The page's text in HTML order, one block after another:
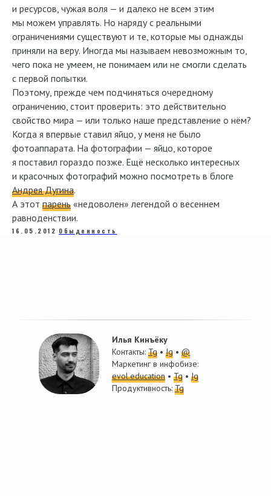
и ресурсов, чужая воля — и далеко не всем этим
мы можем управлять. Но наряду с реальными
ограничениями существуют и те, которые мы однажды
приняли на веру. Иногда мы называем невозможным то,
чего пока не умеем, не понимаем или не смогли сделать
с первой попытки.
Поэтому, прежде чем подчиняться очередному
ограничению, стоит проверить: это действительно
свойство мира — или только наше представление о нём?
Когда я впервые ставил яйцо, у меня не было
фотоаппарата. На фотографии — яйцо, которое
я поставил гораздо позже. Ещё несколько интересных
и красочных фотографий можно посмотреть в блоге
Андрея Дугина.
А этот парень «недоволен» легендой о весеннем
равноденствии.
16.05.2012 Обыденность
Илья Кинъёку
Контакты: Tg • Ig • @
Маркетинг в инфобизе:
evol.education • Tg • Ig
Продуктивность: Tg